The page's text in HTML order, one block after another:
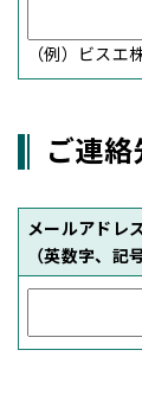
（例）ビスエ
ご連
メールアドレ
（英数字、記号